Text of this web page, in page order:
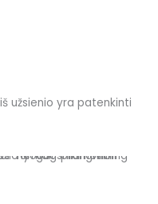
užsienio yra patenkinti